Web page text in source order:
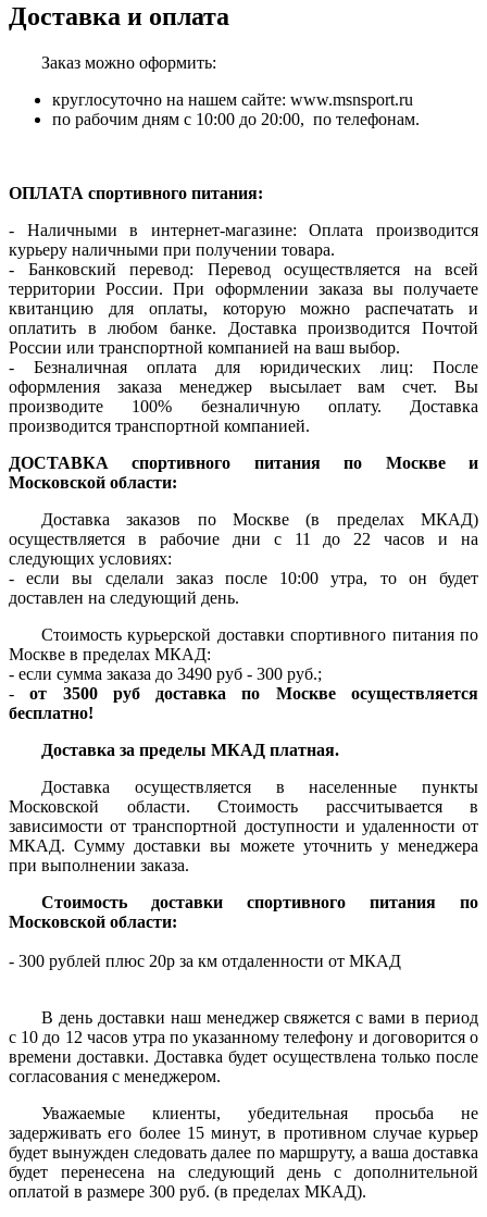
Доставка и оплата
Заказ можно оформить:
круглосуточно на нашем сайте: www.msnsport.ru
по рабочим дням с 10:00 до 20:00, по телефонам.
ОПЛАТА спортивного питания:
- Наличными в интернет-магазине: Оплата производится
курьеру наличными при получении товара.
- Банковский перевод: Перевод осуществляется на всей
территории России. При оформлении заказа вы получаете
квитанцию для оплаты, которую можно распечатать и
оплатить в любом банке. Доставка производится Почтой
России или транспортной компанией на ваш выбор.
- Безналичная оплата для юридических лиц: После
оформления заказа менеджер высылает вам счет. Вы
производите 100% безналичную оплату. Доставка
производится транспортной компанией.
ДОСТАВКА спортивного питания по Москве и
Московской области:
Доставка заказов по Москве (в пределах МКАД)
осуществляется в рабочие дни с 11 до 22 часов и на
следующих условиях:
- если вы сделали заказ после 10:00 утра, то он будет
доставлен на следующий день.
Стоимость курьерской доставки спортивного питания по
Москве в пределах МКАД:
- если сумма заказа до 3490 руб - 300 руб.;
-от 3500 руб доставка по Москве осуществляется
бесплатно!
Доставка за пределы МКАД платная.
Доставка осуществляется в населенные пункты
Московской области. Стоимость рассчитывается в
зависимости от транспортной доступности и удаленности от
МКАД. Сумму доставки вы можете уточнить у менеджера
при выполнении заказа.
Стоимость доставки спортивного питания по
Московской области:
- 300 рублей плюс 20р за км отдаленности от МКАД
В день доставки наш менеджер свяжется с вами в период
с 10 до 12 часов утра по указанному телефону и договорится о
времени доставки. Доставка будет осуществлена только после
согласования с менеджером.
Уважаемые клиенты, убедительная просьба не
задерживать его более 15 минут, в противном случае курьер
будет вынужден следовать далее по маршруту, а ваша доставка
будет перенесена на следующий день с дополнительной
оплатой в размере 300 руб. (в пределах МКАД).